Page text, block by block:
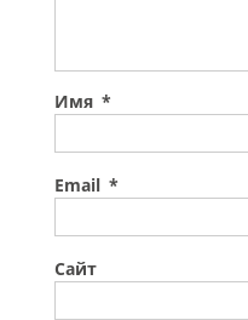
Имя *
Email *
Сайт